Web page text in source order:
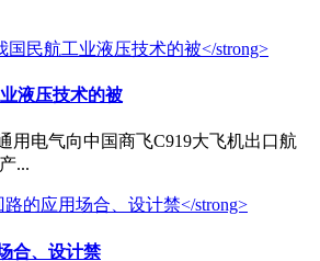
液压技术的被
用电气向中国商飞C919大飞机出口航
...
合、设计禁